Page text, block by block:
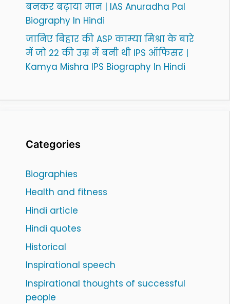
बनकर बढ़ाया मान | IAS Anuradha Pal
Biography In Hindi
जानिए बिहार की ASP काम्या मिश्रा के बारे
में जो 22 की उम्र में बनी थी IPS ऑफिसर |
Kamya Mishra IPS Biography In Hindi
Categories
Biographies
Health and fitness
Hindi article
Hindi quotes
Historical
Inspirational speech
Inspirational thoughts of successful
people